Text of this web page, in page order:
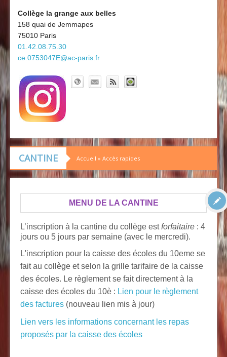
Board'Gab
Clubs maths
Découvrir le collège
Collège la grange aux belles
158 quai de Jemmapes
75010 Paris
01.42.08.75.30
ce.0753047E@ac-paris.fr
CANTINE Accueil » Accès rapides
MENU DE LA CANTINE
L’inscription à la cantine du collège estforfaitaire : 4
jours ou 5 jours par semaine (avec le mercredi).
L'inscription pour la caisse des écoles du 10eme se
fait au collège et selon la grille tarifaire de la caisse
des écoles. Le règlement se fait directement à la
caisse des écoles du 10è : Lien pour le règlement
des factures (nouveau lien mis à jour)
Lien vers les informations concernant les repas
proposés par la caisse des écoles